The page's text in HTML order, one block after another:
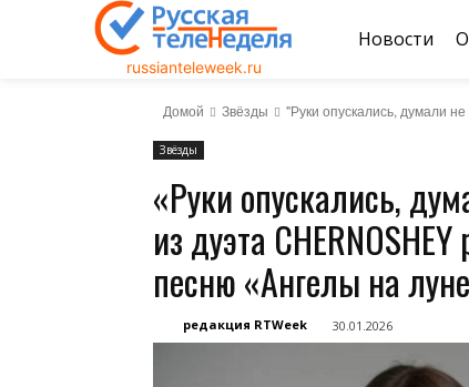
russianteleweek.ru
Новости
Домой Звёзды "Руки опускались, думали
Звёзды
«Руки опускались,
из дуэта
песню «Ангелы на
редакция RTWeek 30.01.2026